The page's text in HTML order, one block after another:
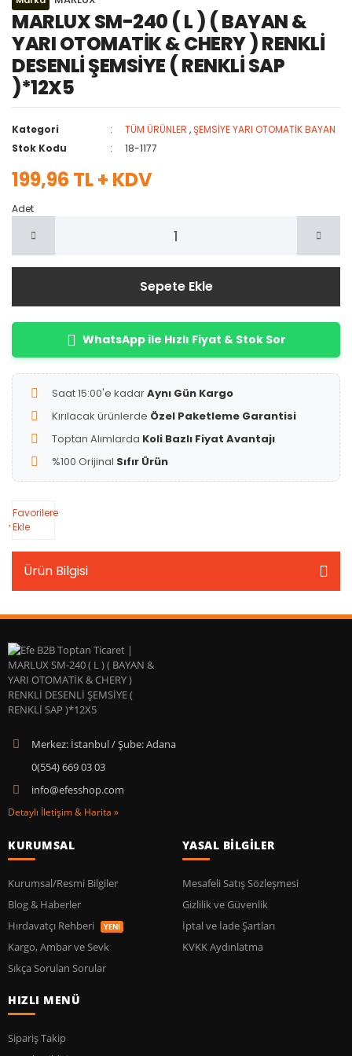
MARLUX SM-240 ( L ) ( BAYAN &
YARI OTOMATİK & CHERY ) RENKLİ
DESENLİ ŞEMSİYE ( RENKLİ SAP
)*12X5
Kategori TÜM ÜRÜNLER ,ŞEMSİYE YARI OTOMATİK BAYAN
Stok Kodu
18-1177
199,96 TL + KDV
Adet
Sepete Ekle
WhatsApp ile Hızlı Fiyat & Stok Sor
Saat 15:00'e kadarAynı Gün Kargo
Kırılacak ürünlerde Özel Paketleme Garantisi
Toptan Alımlarda Koli Bazlı Fiyat Avantajı
%100 Orijinal Sıfır Ürün
Favorilere
Ekle
Ürün Bilgisi
Merkez: İstanbul / Şube: Adana
0(554) 669 03 03
info@efesshop.com
Detaylı İletişim & Harita »
KURUMSAL
Kurumsal/Resmi Bilgiler
Blog & Haberler
Hırdavatçı Rehberi
YENİ
Kargo, Ambar ve Sevk
Sıkça Sorulan Sorular
YASAL BİLGİLER
Mesafeli Satış Sözleşmesi
Gizlilik ve Güvenlik
İptal ve İade Şartları
KVKK Aydınlatma
HIZLI MENÜ
Sipariş Takip